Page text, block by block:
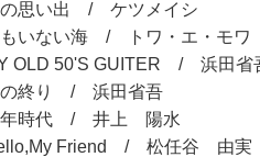
思い出 / ケツメイシ
いない海 / トワ・エ・モワ
OLD 50'S GUITER / 浜田省
終り / 浜田省吾
年時代 / 井上 陽水
Friend / 松任谷 由実